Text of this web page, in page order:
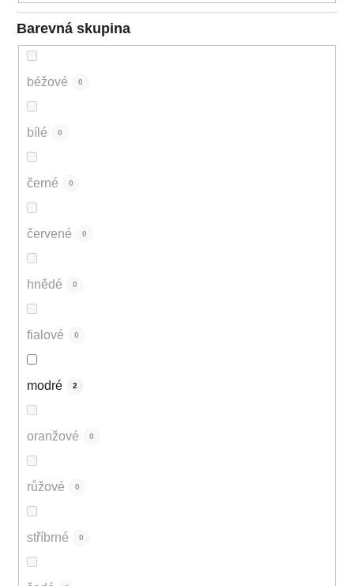
Barevná skupina
béžové 0
bílé 0
černé 0
červené 0
hnědé 0
fialové 0
modré 2
oranžové 0
růžové 0
stříbrné 0